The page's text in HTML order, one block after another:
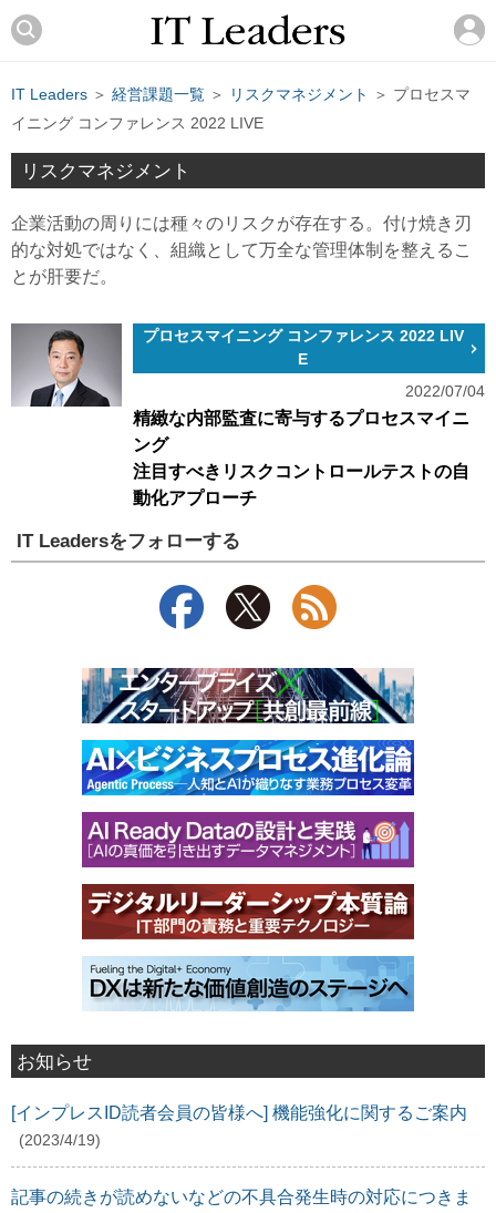
IT Leaders ＞ 経営課題一覧 ＞ リスクマネジメント
＞ プロセスマ
イニング コンファレンス 2022 LIVE
リスクマネジメント
企業活動の周りには種々のリスクが存在する。付け焼き刃
的な対処ではなく、組織として万全な管理体制を整えるこ
とが肝要だ。
プロセスマイニング コンファレンス 2022 LIV
E
2022/07/04
精緻な内部監査に寄与するプロセスマイニ
ング
注目すべきリスクコントロールテストの自
動化アプローチ
IT Leadersをフォローする
お知らせ
[インプレスID読者会員の皆様へ] 機能強化に関するご案内
(2023/4/19)
記事の続きが読めないなどの不具合発生時の対応につきま